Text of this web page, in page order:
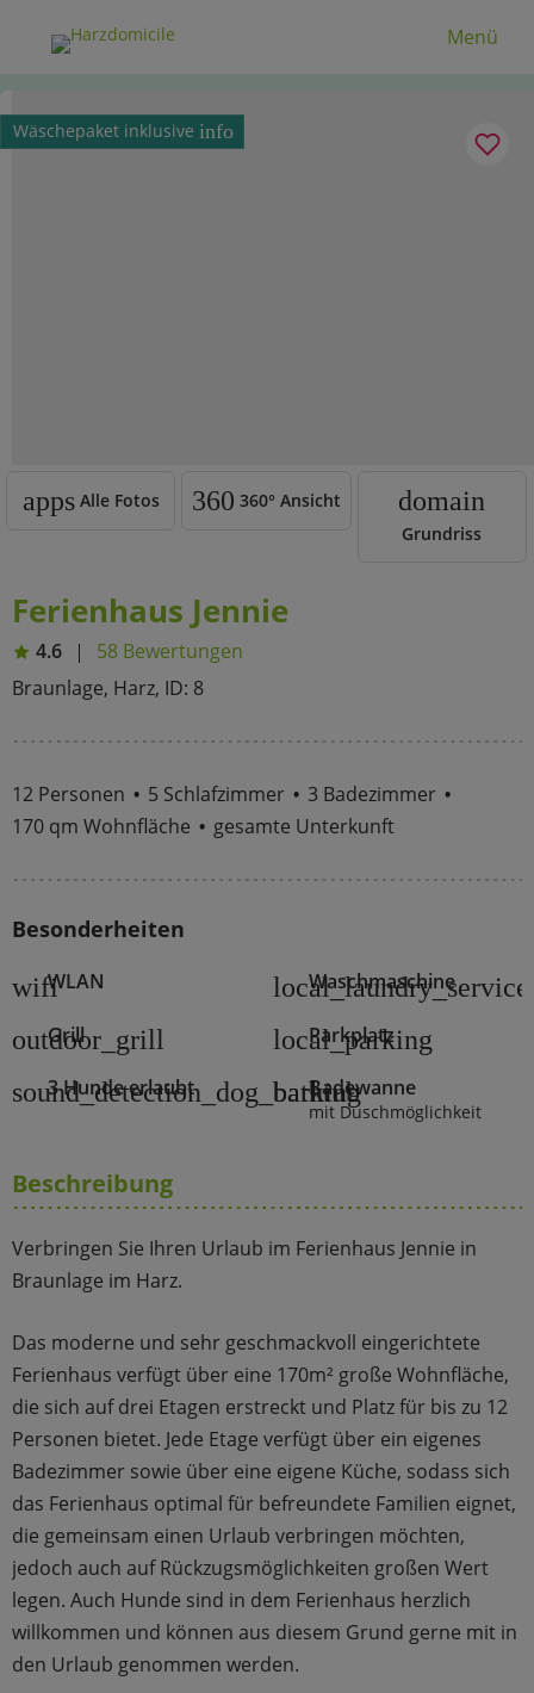
Menü
Wäschepaket inklusive info
apps Alle Fotos 360 360° Ansicht domain
Grundriss
Ferienhaus Jennie
4.6
58 Bewertungen
Braunlage, Harz, ID: 8
12 Personen 5 Schlafzimmer
3 Badezimmer
170 qm Wohnfläche
gesamte Unterkunft
Besonderheiten
wifiWLAN local_laundry_service
Waschmaschine
outdoor_grill
Grill local_parking
Parkplatz
sound_detection_dog_barking
3 Hunde erlaubt bathtub
Badewanne
mit Duschmöglichkeit
Beschreibung
Verbringen Sie Ihren Urlaub im Ferienhaus Jennie in
Braunlage im Harz.
Das moderne und sehr geschmackvoll eingerichtete
Ferienhaus verfügt über eine 170m² große Wohnfläche,
die sich auf drei Etagen erstreckt und Platz für bis zu 12
Personen bietet. Jede Etage verfügt über ein eigenes
Badezimmer sowie über eine eigene Küche, sodass sich
das Ferienhaus optimal für befreundete Familien eignet,
die gemeinsam einen Urlaub verbringen möchten,
jedoch auch auf Rückzugsmöglichkeiten großen Wert
legen. Auch Hunde sind in dem Ferienhaus herzlich
willkommen und können aus diesem Grund gerne mit in
den Urlaub genommen werden.